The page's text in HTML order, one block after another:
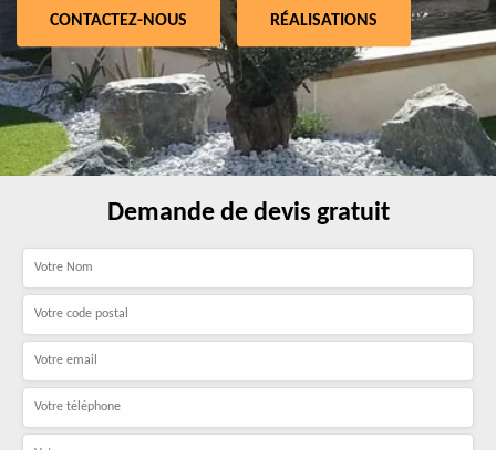
CONTACTEZ-NOUS RÉALISATIONS
Demande de devis gratuit